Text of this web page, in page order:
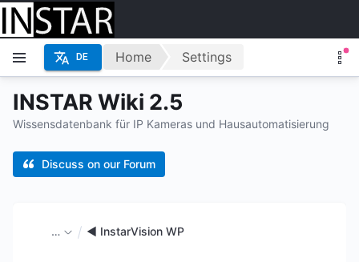
INSTAR Wiki 2.5
Wissensdatenbank für IP Kameras und Hausautomatisierung
Discuss on our Forum
DE Home Settings
… ◄ InstarVision WP